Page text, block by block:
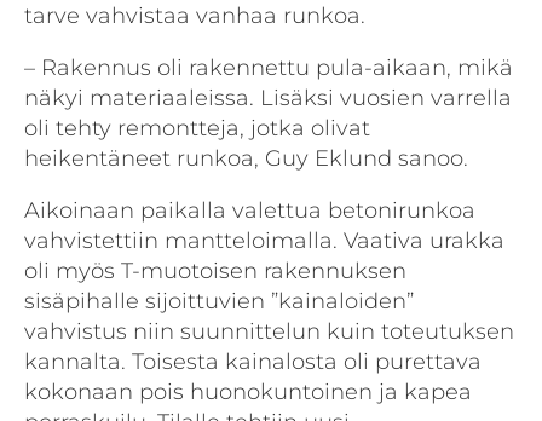
tarve vahvistaa vanhaa runkoa.
– Rakennus oli rakennettu pula-aikaan, mikä
näkyi materiaaleissa. Lisäksi vuosien varrella
oli tehty remontteja, jotka olivat
heikentäneet runkoa, Guy Eklund sanoo.
Aikoinaan paikalla valettua betonirunkoa
vahvistettiin mantteloimalla. Vaativa urakka
oli myös T-muotoisen rakennuksen
sisäpihalle sijoittuvien ”kainaloiden”
vahvistus niin suunnittelun kuin toteutuksen
kannalta. Toisesta kainalosta oli purettava
kokonaan pois huonokuntoinen ja kapea